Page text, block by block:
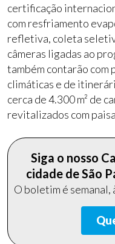
certificação
com resfriamento
refletiva, coleta
câmeras ligadas ao
também contarão com
climáticas e de
cerca de 4.300 m² de
revitalizados com
Siga o nosso
cidade de São
O boletim é semanal,